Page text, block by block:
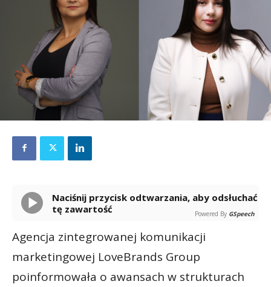
Naciśnij przycisk odtwarzania, aby odsłuchać
tę zawartość
Powered By GSpeech
Agencja zintegrowanej komunikacji
marketingowej LoveBrands Group
poinformowała o awansach w strukturach